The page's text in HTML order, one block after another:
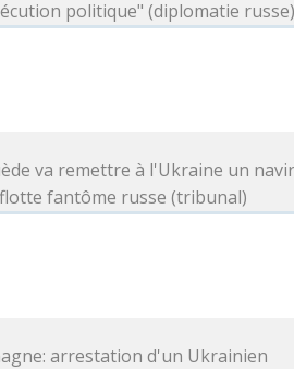
politique" (diplomatie
va remettre à l'Ukraine un
fantôme russe (tribunal)
arrestation d'un Ukrainien